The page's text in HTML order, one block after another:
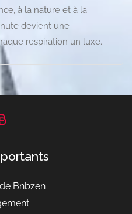
à la nature et à la
devient une
respiration un luxe.
Bnbzen